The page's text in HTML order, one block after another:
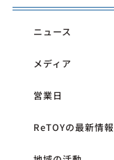
ニュース
メディア
営業日
ReTOYの最新情報